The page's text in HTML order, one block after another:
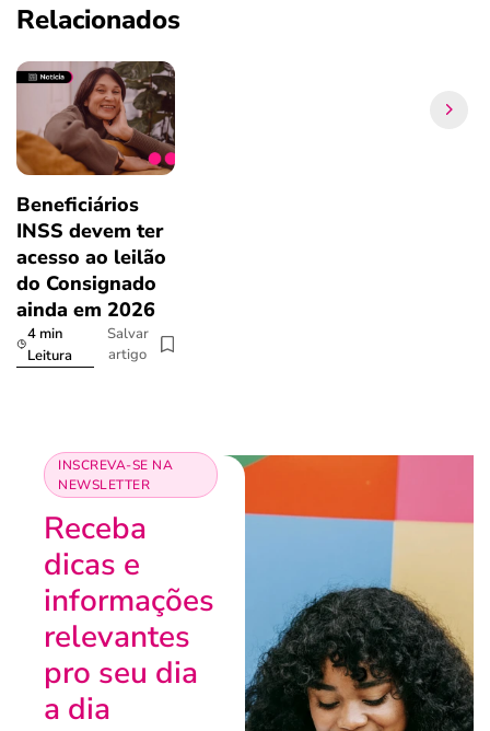
Relacionados
Beneficiários
INSS devem ter
acesso ao leilão
do Consignado
ainda em 2026
4 min
Leitura
Salvar
artigo
INSCREVA-SE NA
NEWSLETTER
Receba
dicas e
informações
relevantes
pro seu dia
a dia